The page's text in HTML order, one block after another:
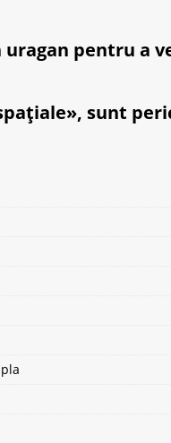
pentru a
sunt